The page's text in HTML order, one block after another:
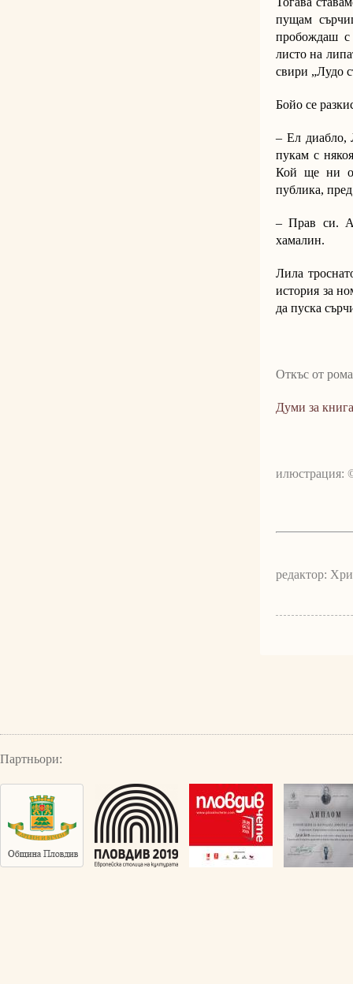
пущам
пробождаш с
листо на
свири „Лудо
Бойо се
– Ел диабло,
пукам с
Кой ще ни
публика,
– Прав си.
хамалин.
Лила
история за
да пуска
Откъс от
Думи за
илюстрация:
редактор:
Партньори: